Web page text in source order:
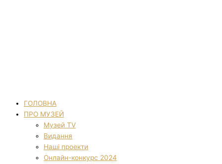
ГОЛОВНА
ПРО МУЗЕЙ
Музей TV
Видання
Наші проекти
Онлайн-конкурс 2024